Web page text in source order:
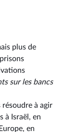
plus de
sur les bancs
à agir
à Israël, en
en